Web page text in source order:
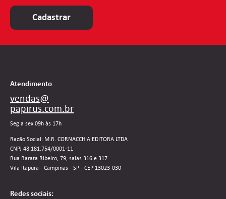
Cadastrar
Atendimento
vendas@
papirus.com.br
Seg a sex 09h às 17h
Razão Social: M.R. CORNACCHIA EDITORA LTDA
CNPJ 48.181.754/0001-11
Rua Barata Ribeiro, 79, salas 316 e 317
Vila Itapura - Campinas - SP - CEP 13023-030
Redes sociais: